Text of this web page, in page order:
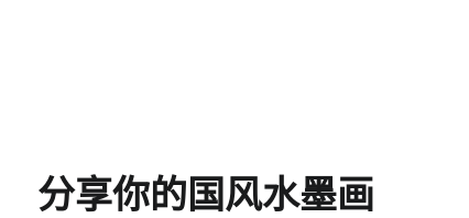
分享你的国风水墨画